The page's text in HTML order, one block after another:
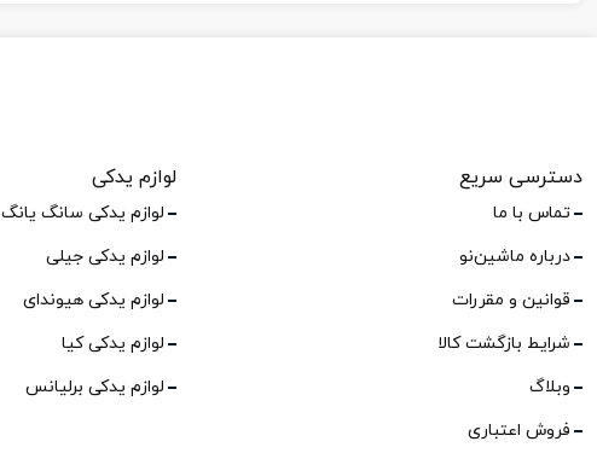
دسترسی سریع
تماس با ما
درباره ماشین‌نو
قوانین و مقررات
شرایط بازگشت کالا
وبلاگ
فروش اعتباری
لوازم یدکی
لوازم یدکی سانگ یانگ
لوازم یدکی جیلی
لوازم یدکی هیوندای
لوازم یدکی کیا
لوازم یدکی برلیانس